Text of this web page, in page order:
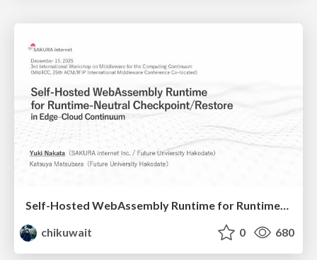
Self-Hosted WebAssembly Runtime for Runtime-Neutral Checkpoint/Restore in Edge–Cloud Continuum
chikuwait
0 680